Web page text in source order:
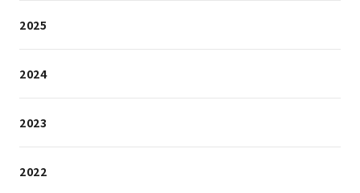
2025
2024
2023
2022